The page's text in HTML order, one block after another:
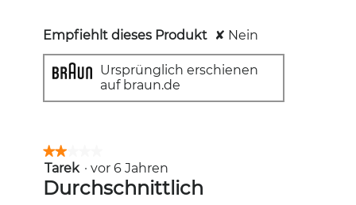
Empfiehlt dieses Produkt ✘ Nein
Ursprünglich erschienen
auf braun.de
★★★★★
★★★★★
2
von
5
Tarek · vor 6 Jahren
Durchschnittlich